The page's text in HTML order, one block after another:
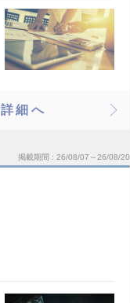
詳細へ
掲載期間 26/08/07～26/08/20